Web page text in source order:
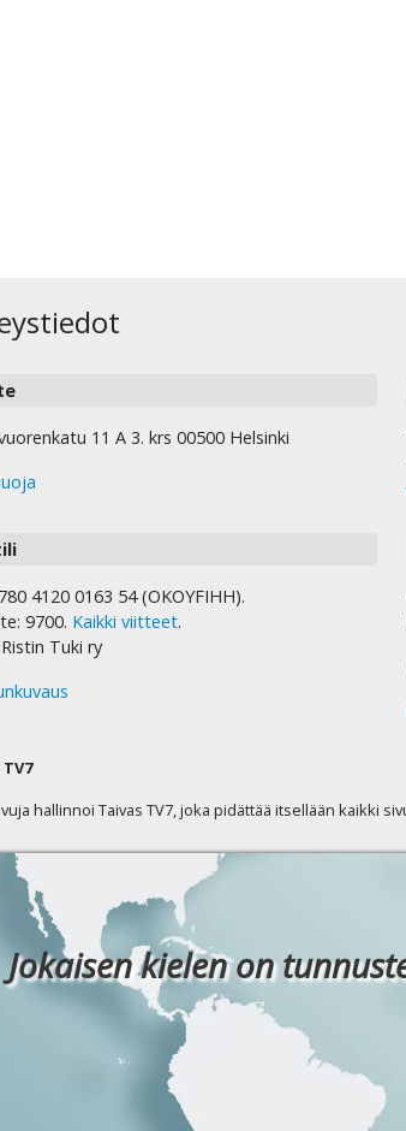
11 A 3. krs 00500 Helsinki
4120 0163 54 (OKOYFIHH).
9700. Kaikki viitteet.
Tuki ry
hallinnoi Taivas TV7, joka pidättää itsellään kaikki
Jokaisen kielen on